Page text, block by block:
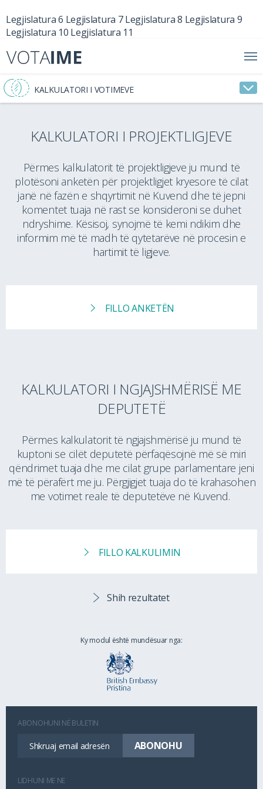
Legjislatura 6 Legjislatura 7 Legjislatura 8 Legjislatura 9
Legjislatura 10 Legjislatura 11
KALKULATORI I VOTIMEVE
KALKULATORI I PROJEKTLIGJEVE
Përmes kalkulatorit të projektligjeve ju mund të
plotësoni anketën për projektligjet kryesore të cilat
janë në fazën e shqyrtimit në Kuvend dhe të jepni
komentet tuaja në rast se konsideroni se duhet
ndryshime. Kësisoj, synojmë të kemi ndikim dhe
informim më të madh të qytetarëve në procesin e
hartimit të ligjeve.
FILLO ANKETËN
KALKULATORI I NGJAJSHMËRISË ME
DEPUTETË
Përmes kalkulatorit të ngjajshmërisë ju mund të
kuptoni se cilët deputetë përfaqësojnë më së miri
qëndrimet tuaja dhe me cilat grupe parlamentare jeni
më të përafërt me ju. Përgjigjet tuaja do të krahasohen
me votimet reale të deputetëve në Kuvend.
FILLO KALKULIMIN
Shih rezultatet
Ky modul është mundësuar nga:
ABONOHUNI NË BULETIN
LIDHUNI ME NE